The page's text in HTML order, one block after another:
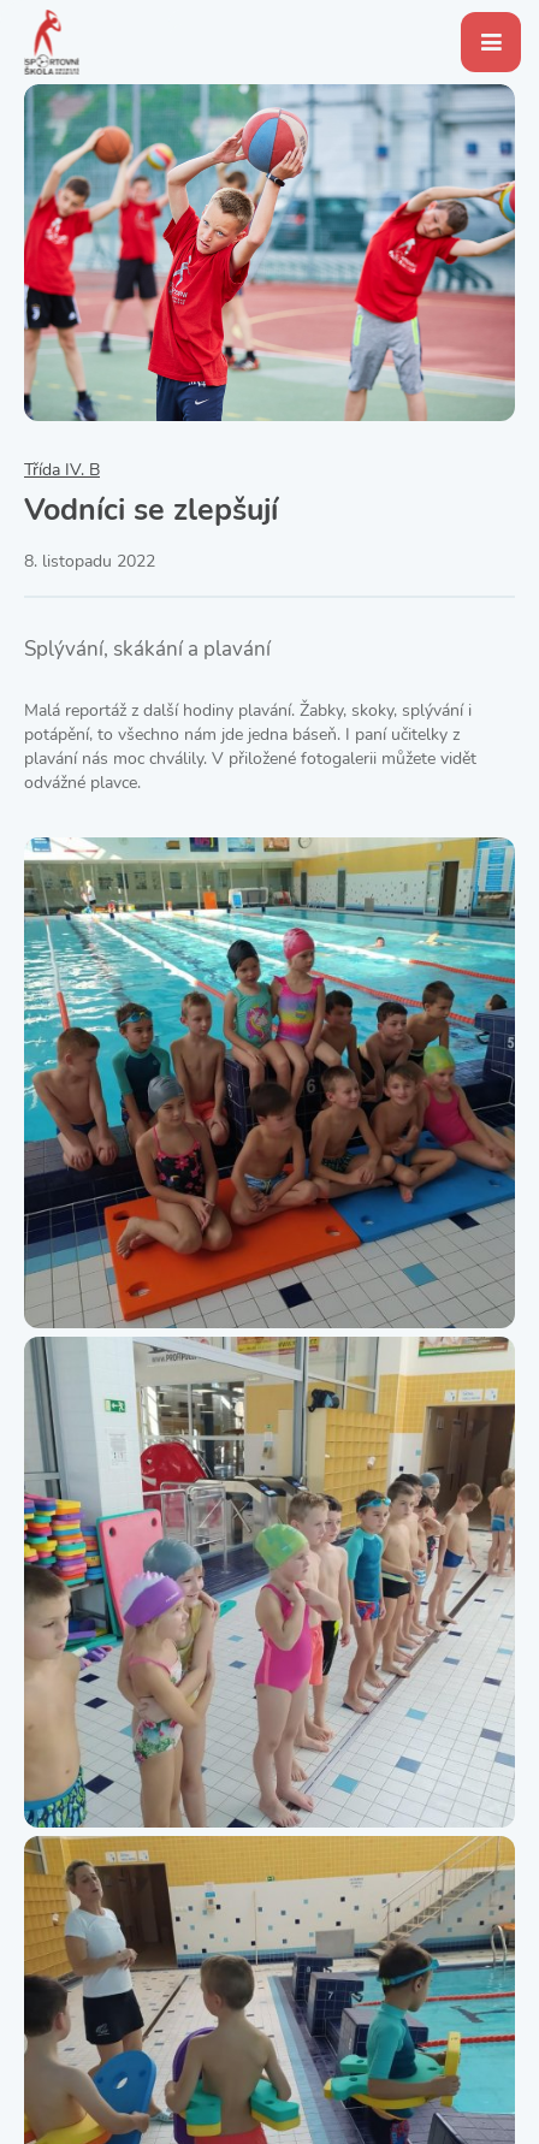
Třída IV. B
Vodníci se zlepšují
8. listopadu 2022
Splývání, skákání a plavání
Malá reportáž z další hodiny plavání. Žabky, skoky, splývání i
potápění, to všechno nám jde jedna báseň. I paní učitelky z
plavání nás moc chválily. V přiložené fotogalerii můžete vidět
odvážné plavce.